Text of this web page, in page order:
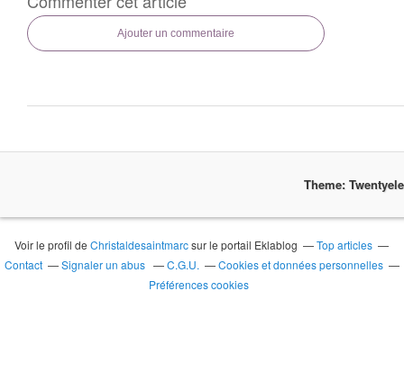
Ajouter un commentaire
Theme:
Voir le profil deChristaldesaintmarcsur le portail Eklablog
Top articles
Contact
Signaler un abus C.G.U.
Cookies et données personnelles
Préférences cookies